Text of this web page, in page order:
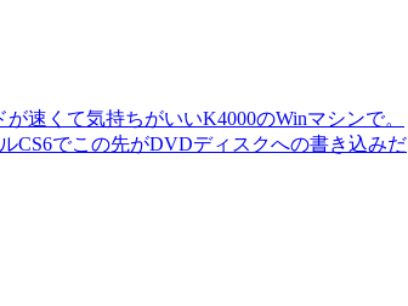
速くて気持ちがいいK4000のWinマシンで。
CS6でこの先がDVDディスクへの書き込みだ